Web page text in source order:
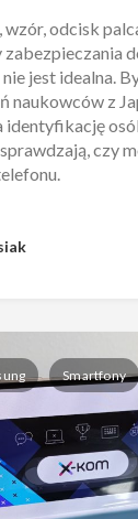
wzór, odcisk
nie jest idealna.
naukowców z
identyfikację
czy
Smartfony